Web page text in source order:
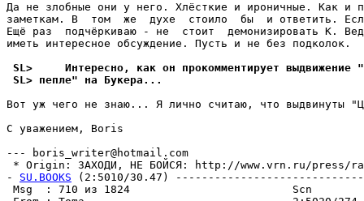
Да не злобные они у него. Хлёсткие и ироничные. Как и
заметкам. В  том  же  духе  стоило  бы  и ответить.
Ещё раз  подчёркиваю - не  стоит  демонизировать К.
иметь интересное обсуждение. Пусть и не без подколок.
SL>     Интересно, как он прокомментирует выдвижение
SL> пепле" на Букера...
Вот уж чего не знаю... Я лично считаю, что выдвинуты
С уважением, Boris
--- boris_writer@hotmail.com
* Origin: ЗАХОДИ, НЕ БОЙСЯ: http://www.vrn.ru/press/
- SU.BOOKS (2:5010/30.47)
Msg  : 710 из 1824